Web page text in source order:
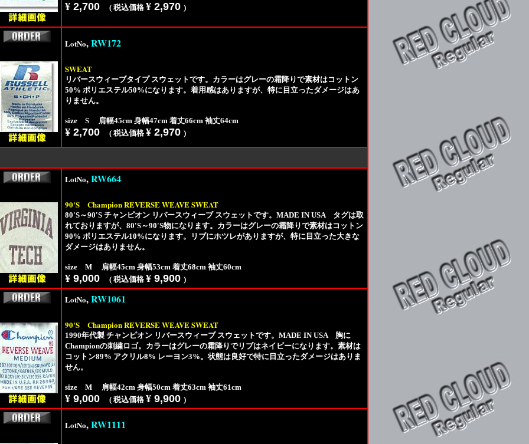
¥ 2,700 ( 税込価格 ¥ 2,970 )
LotNo,RW172
SWEAT
リバースウィーブタイプ スウェットです。カラーはグレーの霜降りで素材はコットン
50% ポリエステル50%になります。着用感はありますが、特に目立ったダメージはあ
りません。
size S 肩幅45cm 身幅47cm 着丈66cm 袖丈64cm
¥ 2,700 ( 税込価格 ¥ 2,970 )
LotNo,RW664
90'S Champion REVERSE WEAVE SWEAT
80'S～90'S チャンピオン リバースウィーブ スウェットです。MADE IN USA タグは取
れておりますが、80'S～90'S物になります。カラーはグレーの霜降りで素材はコットン
90% ポリエステル10%になります。リブにホツレがありますが、特に目立った大きな
ダメージはありません。
size M 肩幅45cm 身幅53cm 着丈68cm 袖丈60cm
¥ 9,000 ( 税込価格 ¥ 9,900 )
LotNo,RW1061
90'S Champion REVERSE WEAVE SWEAT
1990年代製 チャンピオン リバースウィーブ スウェットです。MADE IN USA 胸に
Championの刺繍ロゴ。カラーはグレーの霜降りでリブはネイビーになります。素材は
コットン89% アクリル8% レーヨン3%。状態は良好で特に目立ったダメージはありま
せん。
size M 肩幅42cm 身幅50cm 着丈63cm 袖丈61cm
¥ 9,000 ( 税込価格 ¥ 9,900 )
LotNo,RW1111